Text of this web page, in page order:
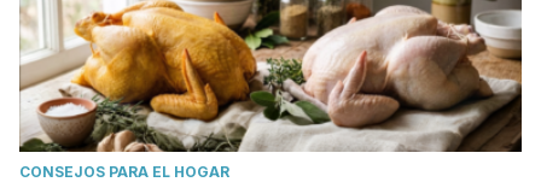
CONSEJOS PARA EL HOGAR